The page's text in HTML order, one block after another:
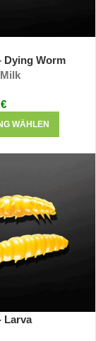
Dying Worm
€
WÄHLEN
Larva